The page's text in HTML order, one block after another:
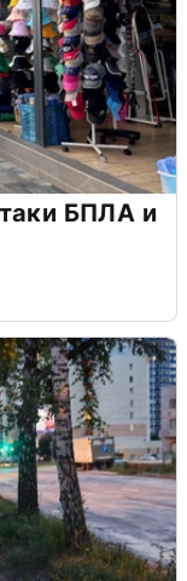
БПЛА и